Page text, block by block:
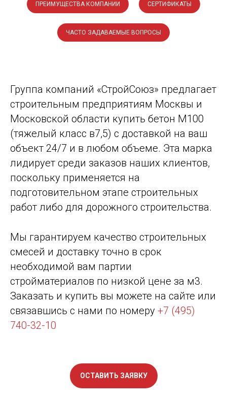
ПРЕИМУЩЕСТВА КОМПАНИИ СЕРТИФИКАТЫ
ЧАСТО ЗАДАВАЕМЫЕ ВОПРОСЫ
Группа компаний «СтройСоюз» предлагает
строительным предприятиям Москвы и
Московской области купить бетон М100
(тяжелый класс в7,5) с доставкой на ваш
объект 24/7 и в любом объеме. Эта марка
лидирует среди заказов наших клиентов,
поскольку применяется на
подготовительном этапе строительных
работ либо для дорожного строительства.
Мы гарантируем качество строительных
смесей и доставку точно в срок
необходимой вам партии
стройматериалов по низкой цене за м3.
Заказать и купить вы можете на сайте или
связавшись с нами по номеру +7 (495)
740-32-10
ОСТАВИТЬ ЗАЯВКУ